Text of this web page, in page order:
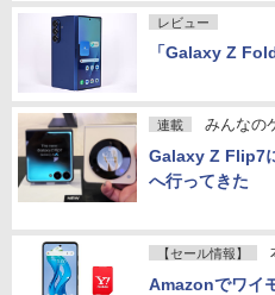
レビュー
「Galaxy Z
連載 みんなの
Galaxy Z Flip7
へ行ってきた
【セール情報】
Amazonでワイ